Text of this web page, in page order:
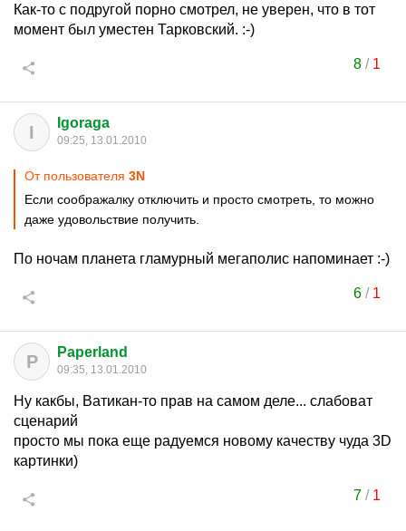
Как-то с подругой порно смотрел, не уверен, что в тот
момент был уместен Тарковский. :-)
8/ 1
I Igoraga
09:25, 13.01.2010
От пользователя 3N
Если соображалку отключить и просто смотреть, то можно
даже удовольствие получить.
По ночам планета гламурный мегаполис напоминает :-)
6/ 1
P Paperland
09:35, 13.01.2010
Ну какбы, Ватикан-то прав на самом деле... слабоват
сценарий
просто мы пока еще радуемся новому качеству чуда 3D
картинки)
7/ 1